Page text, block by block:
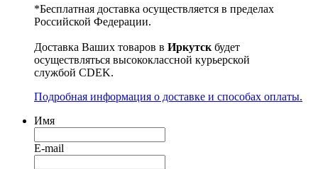
*Бесплатная доставка осуществляется в пределах
Российской Федерации.
Доставка Ваших товаров в Иркутскбудет
осуществляться высококлассной курьерской
службой CDEK.
Подробная информация о доставке и способах оплаты.
Имя
E-mail